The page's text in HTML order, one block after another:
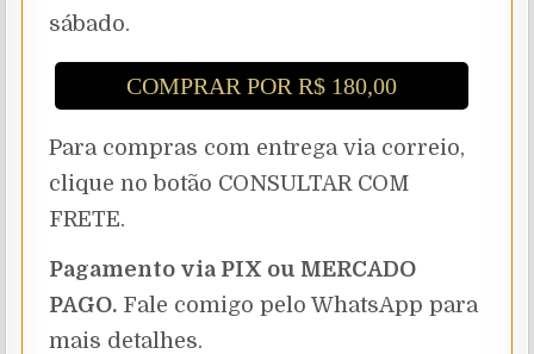
sábado.
COMPRAR POR R$ 180,00
Para compras com entrega via correio,
clique no botão CONSULTAR COM
FRETE.
Pagamento via PIX ou MERCADO
PAGO. Fale comigo pelo WhatsApp para
mais detalhes.